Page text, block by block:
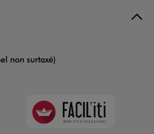
non surtaxé)
Faciliti